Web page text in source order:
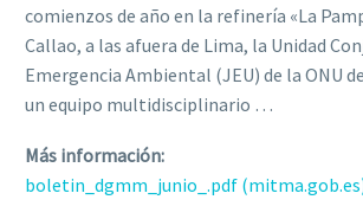
comienzos de año en la refinería «La
Callao, a las afuera de Lima, la Unidad
Emergencia Ambiental (JEU) de la ONU
un equipo multidisciplinario …
Más información:
boletin_dgmm_junio_.pdf